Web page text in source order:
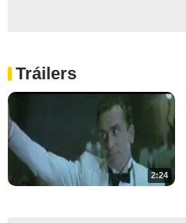
Tráilers
2:24